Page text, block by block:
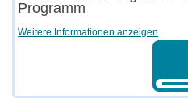
Programm
Weitere Informationen anzeigen